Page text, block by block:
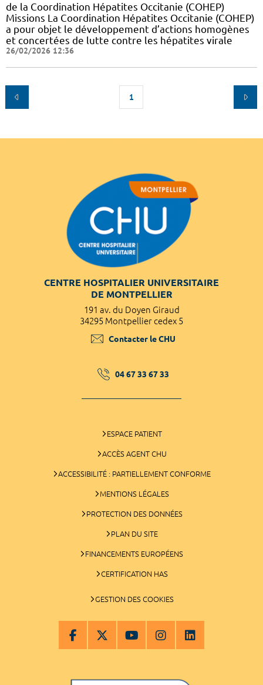
de la Coordination Hépatites Occitanie (COHEP)
Missions La Coordination Hépatites Occitanie (COHEP)
a pour objet le développement d’actions homogènes
et concertées de lutte contre les hépatites virale
26/02/2026 12:36
1
CENTRE HOSPITALIER UNIVERSITAIRE
DE MONTPELLIER
191 av. du Doyen Giraud
34295 Montpellier cedex 5
Contacter le CHU
04 67 33 67 33
ESPACE PATIENT
ACCÈS AGENT CHU
ACCESSIBILITÉ : PARTIELLEMENT CONFORME
MENTIONS LÉGALES
PROTECTION DES DONNÉES
PLAN DU SITE
FINANCEMENTS EUROPÉENS
CERTIFICATION HAS
GESTION DES COOKIES